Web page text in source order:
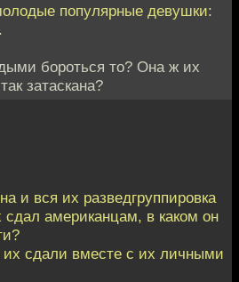
популярные девушки:
бороться то? Она ж их
затаскана?
и вся их разведгруппировка
сдал американцам, в каком он
сдали вместе с их личными